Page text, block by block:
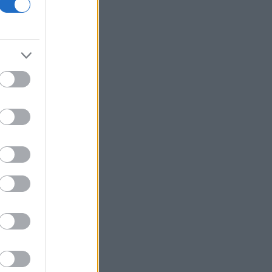
18η συνεχόμενη χρονιά
δολαρίων για τη DeepSeek
Βρεττού (Credia): Πιστωτική επέκταση
άνω των 1,3 δισ. ευρώ φέτος -
Επιταχύνει την ανάπτυξη, μεταθέτει
Στα πράσινα οι ευρωαγορές - Νέο
ενδοσυνεδριακό ρεκόρ για τον Stoxx
Πυρκαγιές: 325 αυτοψίες στις
πληγείσες περιοχές - 118 «κόκκινα»
Σε εξέλιξη πυρκαγιές σε Σκύρο και
ΑΔΜΗΕ: Διατηρεί την τεχνική ηγεσία